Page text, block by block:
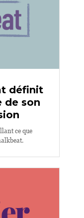
définit
de son
ce que